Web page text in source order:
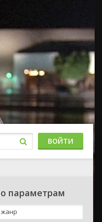
ВОЙТИ
параметрам